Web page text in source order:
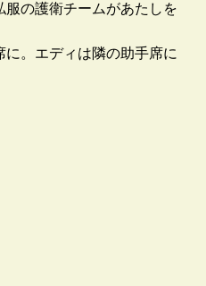
の護衛チームがあたしを
。エディは隣の助手席に